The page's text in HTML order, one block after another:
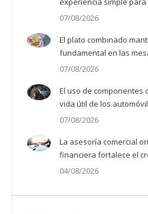
07/08/2026
El plato combinado
fundamental en las
07/08/2026
El uso de componentes
vida útil de los
07/08/2026
La asesoría comercial
financiera fortalece el
04/08/2026